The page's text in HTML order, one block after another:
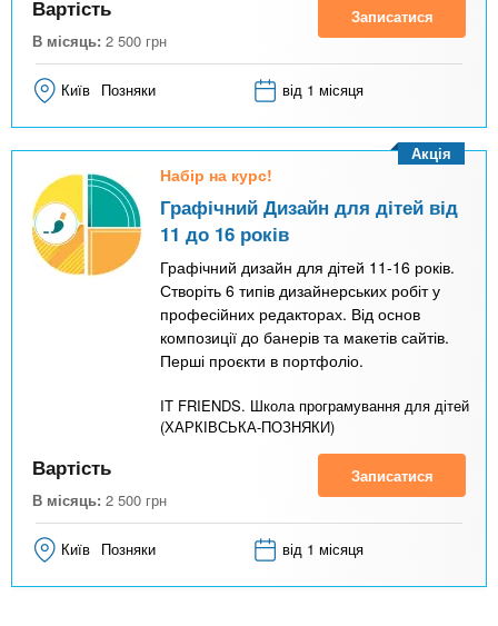
Вартість
В місяць: 2 500 грн
Записатися
Київ Позняки від 1 місяця
Набір на курс!
Графічний Дизайн для дітей від
11 до 16 років
Графічний дизайн для дітей 11-16 років.
Створіть 6 типів дизайнерських робіт у
професійних редакторах. Від основ
композиції до банерів та макетів сайтів.
Перші проєкти в портфоліо.
IT FRIENDS. Школа програмування для дітей
(ХАРКІВСЬКА-ПОЗНЯКИ)
Акція
Вартість
В місяць: 2 500 грн
Записатися
Київ Позняки від 1 місяця